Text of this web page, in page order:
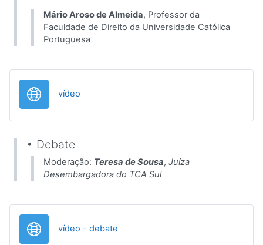
Mário Aroso de Almeida, Pro­fessor da
Faculdade de Di­rei­to da Universidade Católica
Portuguesa
vídeo
• Debate
Moderação: Teresa de Sousa, Juíza
Desembargadora do TCA Sul
vídeo - debate